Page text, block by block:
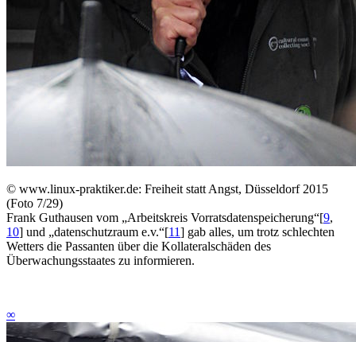
© www.linux-praktiker.de: Freiheit statt Angst, Düsseldorf 2015
(Foto 7/29)
Frank Guthausen vom „Arbeitskreis Vorratsdatenspeicherung“[9,
10] und „datenschutzraum e.v.“[11] gab alles, um trotz schlechten
Wetters die Passanten über die Kollateralschäden des
Überwachungsstaates zu informieren.
∞